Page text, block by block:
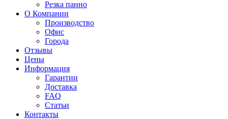
Резка панно
О Компании
Производство
Офис
Города
Отзывы
Цены
Информация
Гарантии
Доставка
FAQ
Статьи
Контакты